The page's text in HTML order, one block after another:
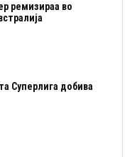
ремизираа во
Суперлига добива